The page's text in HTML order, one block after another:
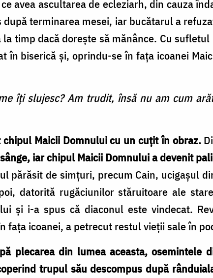
avea ascultarea de ecleziarh, din cauza
după terminarea mesei, iar bucătarul a
timp dacă dorește să mănânce. Cu
în biserică şi, oprindu-se în fața icoanei
îţi slujesc? Am trudit, însă nu am cum
chipul Maicii Domnului cu un cuțit în obraz.
iar chipul Maicii Domnului a devenit
părăsit de simţuri, precum Cain, ucigaşul
datorită rugăciunilor stăruitoare ale
şi i-a spus că diaconul este vindecat.
faţa icoanei, a petrecut restul vieţii sale în
plecarea din lumea aceasta, osemintele
trupul său descompus după